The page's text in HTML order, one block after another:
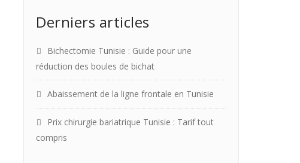
Derniers articles
Bichectomie Tunisie : Guide pour une
réduction des boules de bichat
Abaissement de la ligne frontale en Tunisie
Prix chirurgie bariatrique Tunisie : Tarif tout
compris